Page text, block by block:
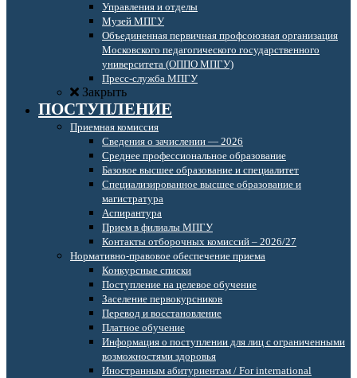
Управления и отделы
Музей МПГУ
Объединенная первичная профсоюзная организация
Московского педагогического государственного
университета (ОППО МПГУ)
Пресс-служба МПГУ
Закрыть
ПОСТУПЛЕНИЕ
Приемная комиссия
Сведения о зачислении — 2026
Среднее профессиональное образование
Базовое высшее образование и специалитет
Специализированное высшее образование и
магистратура
Аспирантура
Прием в филиалы МПГУ
Контакты отборочных комиссий – 2026/27
Нормативно-правовое обеспечение приема
Конкурсные списки
Поступление на целевое обучение
Заселение первокурсников
Перевод и восстановление
Платное обучение
Информация о поступлении для лиц с ограниченными
возможностями здоровья
Иностранным абитуриентам / For international